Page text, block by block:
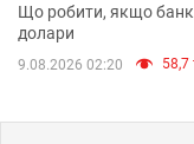
Що робити, якщо
долари
9.08.2026 02:20 58,7